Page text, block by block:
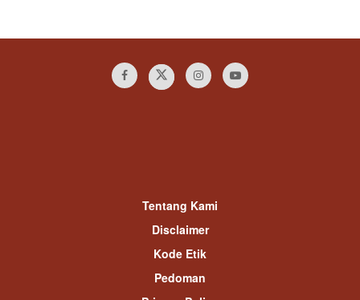
Tentang Kami
Disclaimer
Kode Etik
Pedoman